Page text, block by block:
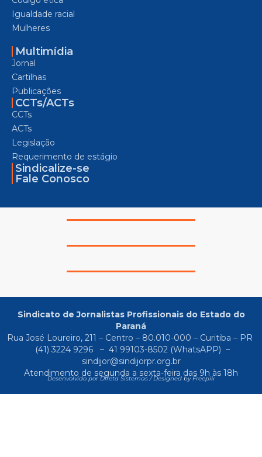
Igualdade racial
Mulheres
Multimídia
Jornal
Cartilhas
Publicações
CCTs/ACTs
CCTs
ACTs
Legislação
Requerimento de estágio
Sindicalize-se
Fale Conosco
Sindicato de Jornalistas Profissionais do Estado do
Paraná
Rua José Loureiro, 211 – Centro – 80.010-000 – Curitiba – PR
(41) 3224 9296
– 41 99103-8502(WhatsAPP) –
sindijor@sindijorpr.org.br
Atendimento de segunda a sexta-feira das 9h às 18h
Desenvolvido por Direta Sistemas /Designed by Freepik